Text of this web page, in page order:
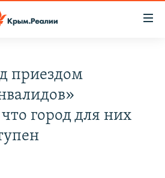
приездом
город для них